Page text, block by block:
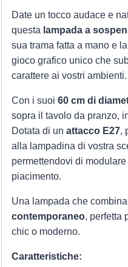
Date un tocco audace e
questa lampada a
sua trama fatta a mano e
gioco grafico unico che
carattere ai vostri ambienti.
Con i suoi 60 cm di
sopra il tavolo da pranzo,
Dotata di un attacco E27,
alla lampadina di vostra
permettendovi di
piacimento.
Una lampada che combina
contemporaneo, perfetta
chic o moderno.
Caratteristiche: